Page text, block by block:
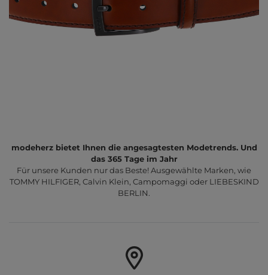
modeherz bietet Ihnen die angesagtesten Modetrends. Und
das 365 Tage im Jahr
Für unsere Kunden nur das Beste! Ausgewählte Marken, wie
TOMMY HILFIGER, Calvin Klein, Campomaggi oder LIEBESKIND
BERLIN.